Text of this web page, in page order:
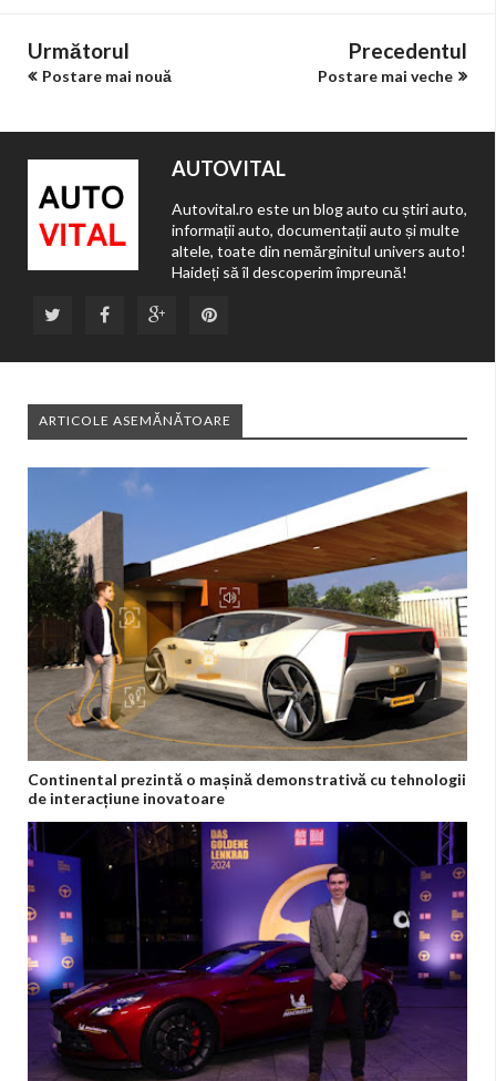
Următorul
Postare mai nouă
Precedentul
Postare mai veche
AUTOVITAL
Autovital.ro este un blog auto cu știri auto,
informații auto, documentații auto și multe
altele, toate din nemărginitul univers auto!
Haideți să îl descoperim împreună!
ARTICOLE ASEMĂNĂTOARE
Continental prezintă o mașină demonstrativă cu tehnologii
de interacțiune inovatoare